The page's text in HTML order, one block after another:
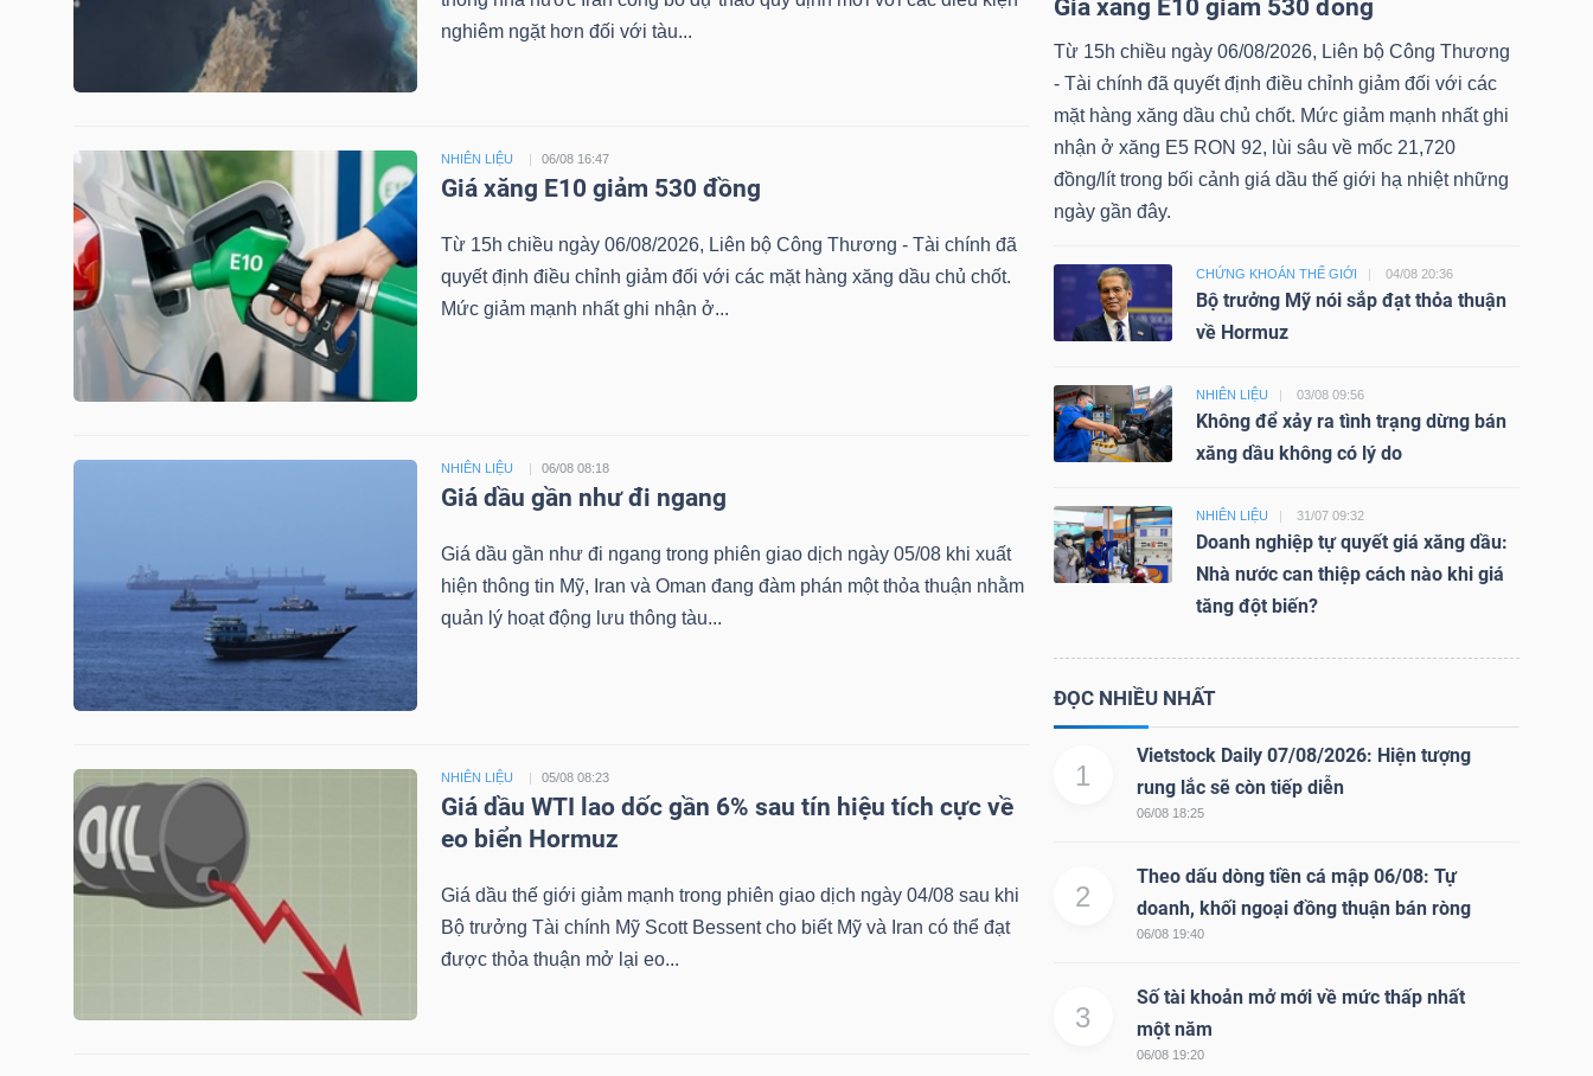
nghiêm ngặt hơn đối với tàu...
NHIÊN LIỆU 06/08 16:47
Giá xăng E10 giảm 530 đồng
Từ 15h chiều ngày 06/08/2026, Liên bộ Công Thương - Tài chính đã
quyết định điều chỉnh giảm đối với các mặt hàng xăng dầu chủ chốt.
Mức giảm mạnh nhất ghi nhận ở...
NHIÊN LIỆU 06/08 08:18
Giá dầu gần như đi ngang
Giá dầu gần như đi ngang trong phiên giao dịch ngày 05/08 khi xuất
hiện thông tin Mỹ, Iran và Oman đang đàm phán một thỏa thuận nhằm
quản lý hoạt động lưu thông tàu...
NHIÊN LIỆU 05/08 08:23
Giá dầu WTI lao dốc gần 6% sau tín hiệu tích cực về
eo biển Hormuz
Giá dầu thế giới giảm mạnh trong phiên giao dịch ngày 04/08 sau khi
Bộ trưởng Tài chính Mỹ Scott Bessent cho biết Mỹ và Iran có thể đạt
được thỏa thuận mở lại eo...
Giá xăng E10 giảm 530 đồng
Từ 15h chiều ngày 06/08/2026, Liên bộ Công Thương
- Tài chính đã quyết định điều chỉnh giảm đối với các
mặt hàng xăng dầu chủ chốt. Mức giảm mạnh nhất ghi
nhận ở xăng E5 RON 92, lùi sâu về mốc 21,720
đồng/lít trong bối cảnh giá dầu thế giới hạ nhiệt những
ngày gần đây.
CHỨNG KHOÁN THẾ GIỚI 04/08 20:36
Bộ trưởng Mỹ nói sắp đạt thỏa thuận
về Hormuz
NHIÊN LIỆU 03/08 09:56
Không để xảy ra tình trạng dừng bán
xăng dầu không có lý do
NHIÊN LIỆU 31/07 09:32
Doanh nghiệp tự quyết giá xăng dầu:
Nhà nước can thiệp cách nào khi giá
tăng đột biến?
ĐỌC NHIỀU NHẤT
1
Vietstock Daily 07/08/2026: Hiện tượng
rung lắc sẽ còn tiếp diễn
06/08 18:25
2
Theo dấu dòng tiền cá mập 06/08: Tự
doanh, khối ngoại đồng thuận bán ròng
06/08 19:40
3
Số tài khoản mở mới về mức thấp nhất
một năm
06/08 19:20
Ngành
SECTOR
VẬT
LIỆU
CÔNG
NGHIỆP
KHÔNG